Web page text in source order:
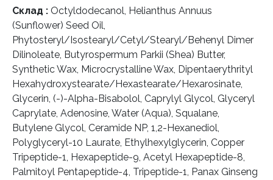
Склад : Octyldodecanol, Helianthus Annuus
(Sunflower) Seed Oil,
Phytosteryl/Isostearyl/Cetyl/Stearyl/Behenyl Dimer
Dilinoleate, Butyrospermum Parkii (Shea) Butter,
Synthetic Wax, Microcrystalline Wax, Dipentaerythrityl
Hexahydroxystearate/Hexastearate/Hexarosinate,
Glycerin, (-)-Alpha-Bisabolol, Caprylyl Glycol, Glyceryl
Caprylate, Adenosine, Water (Aqua), Squalane,
Butylene Glycol, Ceramide NP, 1,2-Hexanediol,
Polyglyceryl-10 Laurate, Ethylhexylglycerin, Copper
Tripeptide-1, Hexapeptide-9, Acetyl Hexapeptide-8,
Palmitoyl Pentapeptide-4, Tripeptide-1, Panax Ginseng